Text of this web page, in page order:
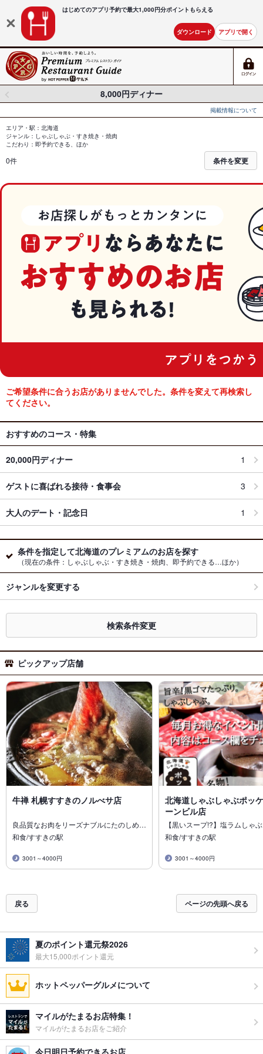
はじめてのアプリ予約で最大1,000円分ポイントもらえる
ダウンロード アプリで開く
8,000円ディナー
掲載情報について
エリア・駅：北海道
ジャンル：しゃぶしゃぶ・すき焼き・焼肉
こだわり：即予約できる、ほか
0件 条件を変更
ご希望条件に合うお店がありませんでした。条件を変えて再検索し
てください。
おすすめのコース・特集
20,000円ディナー 1
ゲストに喜ばれる接待・食事会 3
大人のデート・記念日 1
条件を指定して北海道のプレミアムのお店を探す
（現在の条件：しゃぶしゃぶ・すき焼き・焼肉、即予約できる…ほか）
ジャンルを変更する
検索条件変更
ピックアップ店舗
牛禅 札幌すすきのノルべサ店
良品質なお肉をリーズナブルにたのしめ…
和食/すすきの駅
3001～4000円
北海道しゃぶしゃぶポッ
ーンビル店
【黒いスープ!?】塩ラムしゃ
和食/すすきの駅
3001～4000円
戻る ページの先頭へ戻る
夏のポイント還元祭2026
最大15,000ポイント還元
ホットペッパーグルメについて
マイルがたまるお店特集！
マイルがたまるお店をご紹介
今日明日予約できるお店